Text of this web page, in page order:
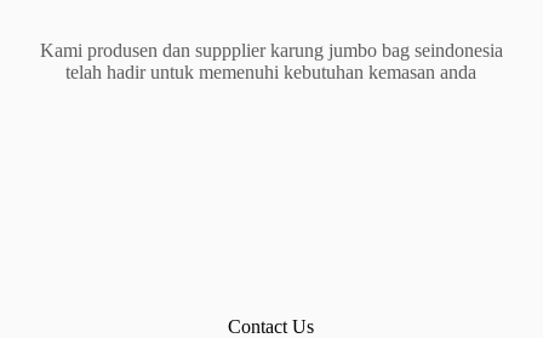
Kami produsen dan suppplier karung jumbo bag seindonesia
telah hadir untuk memenuhi kebutuhan kemasan anda
Contact Us